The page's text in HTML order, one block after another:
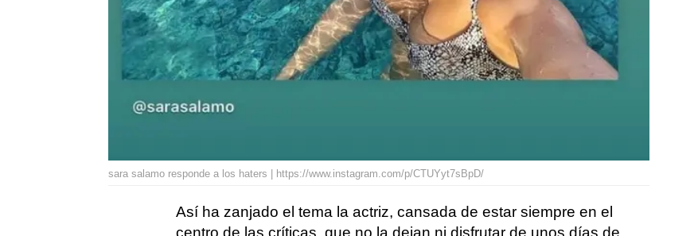
sara salamo responde a los haters | https://www.instagram.com/p/CTUYyt7sBpD/
Así ha zanjado el tema la actriz, cansada de estar siempre en el
centro de las críticas, que no la dejan ni disfrutar de unos días de